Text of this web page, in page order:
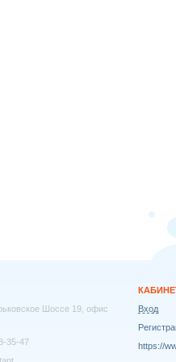
Шоссе 19, офис
35-47
Вход
https://